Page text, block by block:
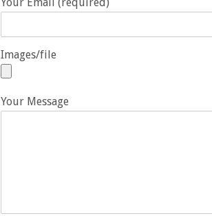
Images/file
Your Message